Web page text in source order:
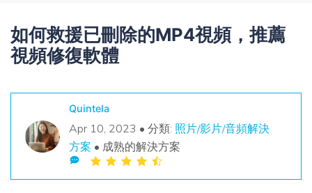
如何救援已刪除的MP4視頻，推薦
視頻修復軟體
Quintela
Apr 10, 2023 • 分類: 照片/影片/音頻解決
方案 • 成熟的解決方案